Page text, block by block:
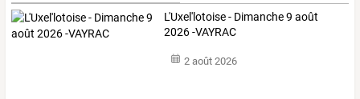
L'Uxel'lotoise - Dimanche 9 août
2026 -VAYRAC
2 août 2026